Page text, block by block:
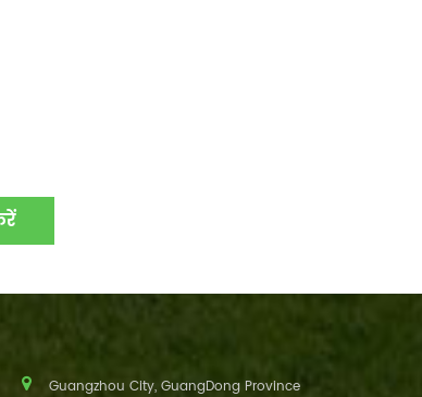
Guangzhou City, GuangDong Province